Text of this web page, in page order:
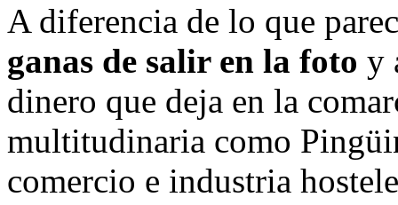
A diferencia de lo que
ganas de salir en la foto y
dinero que deja en la
multitudinaria como
comercio e industria